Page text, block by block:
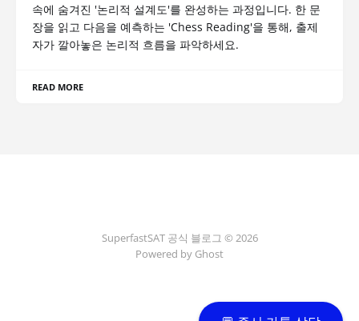
속에 숨겨진 '논리적 설계도'를 완성하는 과정입니다. 한 문
장을 읽고 다음을 예측하는 'Chess Reading'을 통해, 출제
자가 깔아놓은 논리적 흐름을 파악하세요.
READ MORE
SuperfastSAT 공식 블로그 © 2026
Powered by Ghost